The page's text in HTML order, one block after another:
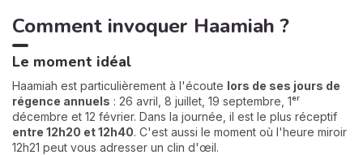
Comment invoquer Haamiah ?
Le moment idéal
Haamiah est particulièrement à l'écoute lors de ses jours de
régence annuels : 26 avril, 8 juillet, 19 septembre, 1ᵉʳ
décembre et 12 février. Dans la journée, il est le plus réceptif
entre 12h20 et 12h40. C'est aussi le moment où l'heure miroir
12h21 peut vous adresser un clin d'œil.